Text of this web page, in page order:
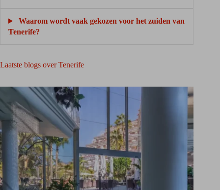
Waarom wordt vaak gekozen voor het zuiden van
Tenerife?
Laatste blogs over Tenerife